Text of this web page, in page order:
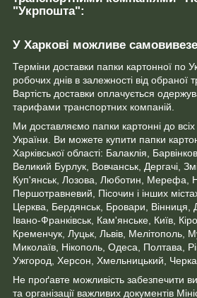
"Укрпошта":
У Харкові можливе
Терміни доставки папки картонної по
робочих днів в залежності від обраної
Вартість доставки оплачується
тарифами транспортних компаній.
Ми доставляємо папки картонні до всіх
України. Ви можете купити папки
Харківської області: Балаклія,
Великий Бурлук, Вовчанськ, Дергачі,
Куп'янськ, Лозова, Люботин, Мерефа,
Першотравневий, Пісочин і інших
Церква, Бердянськ, Бровари, Вінниця,
Івано-Франківськ, Кам'янське, Київ,
Кременчук, Луцьк, Львів, Мелітополь,
Миколаїв, Нікополь, Одеса, Полтава,
Ужгород, Херсон, Хмельницький,
Не проґавте можливість забезпечити
та організації важливих документів